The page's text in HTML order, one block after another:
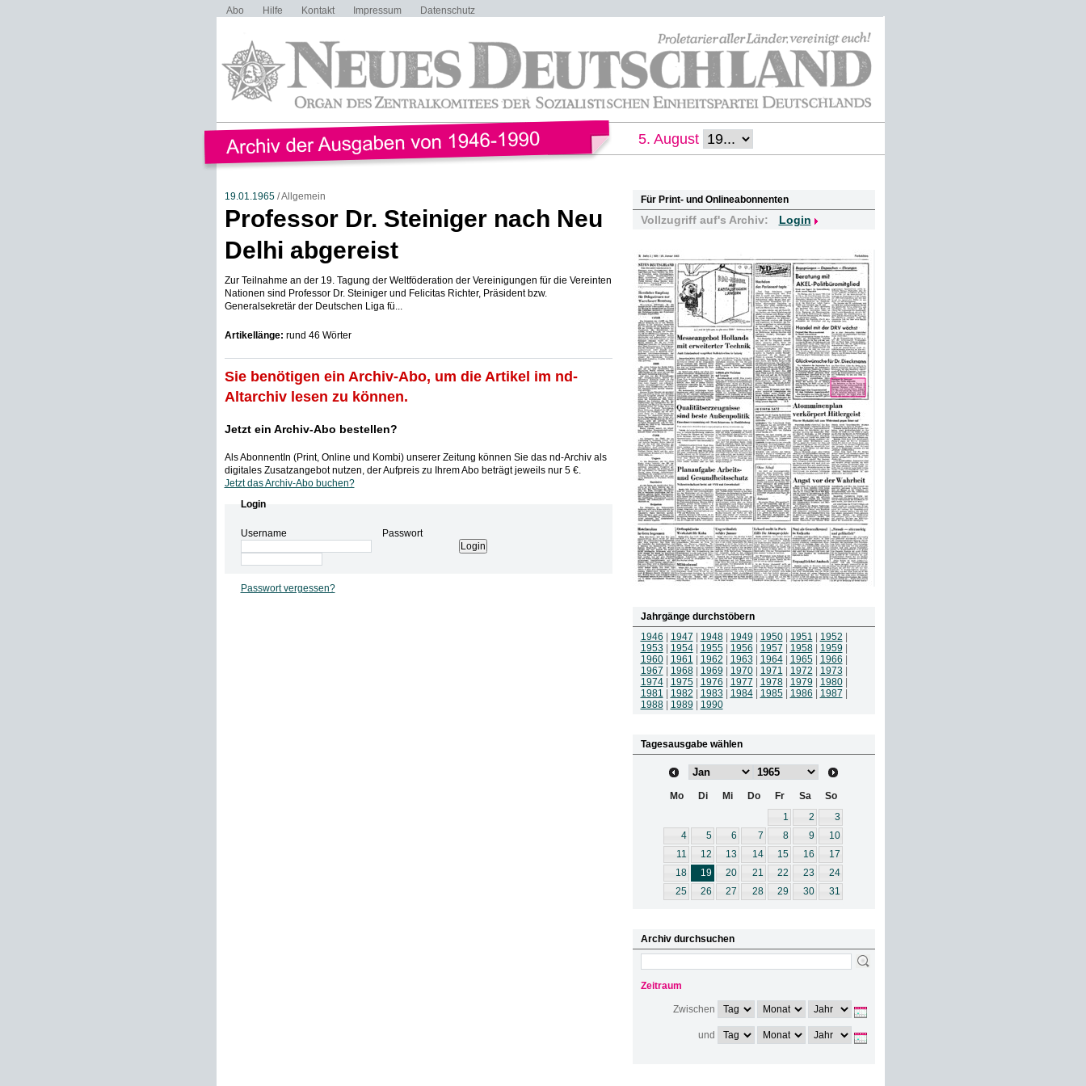
Abo Hilfe Kontakt Impressum Datenschutz
5. August
19.01.1965/ Allgemein
Professor Dr. Steiniger nach Neu
Delhi abgereist
Zur Teilnahme an der 19. Tagung der Weltföderation der Vereinigungen für die Vereinten
Nationen sind Professor Dr. Steiniger und Felicitas Richter, Präsident bzw.
Generalsekretär der Deutschen Liga fü...
Artikellänge: rund 46 Wörter
Sie benötigen ein Archiv-Abo, um die Artikel im nd-
Altarchiv lesen zu können.
Jetzt ein Archiv-Abo bestellen?
Als AbonnentIn (Print, Online und Kombi) unserer Zeitung können Sie das nd-Archiv als
digitales Zusatzangebot nutzen, der Aufpreis zu Ihrem Abo beträgt jeweils nur 5 €.
Jetzt das Archiv-Abo buchen?
Login
Username Passwort
Passwort vergessen?
Für Print- und Onlineabonnenten
Vollzugriff auf's Archiv: Login
Jahrgänge durchstöbern
1946
1947 1948| 1949 1950| 1951 1952
1953
1954| 1955| 1956 1957 1958| 1959
1960| 1961 1962 1963 1964| 1965| 1966
1967
1968| 1969 1970| 1971 1972 1973
1974| 1975| 1976 1977 1978| 1979 1980|
1981
1982 1983 1984| 1985| 1986 1987
1988| 1989 1990
Tagesausgabe wählen
Mo Di Mi Do Fr Sa
So
1
2
3
4
5 6 7 8 9
10
11
12 13 14 15 16
17
18
19 20 21 22 23
24
25
26 27 28 29 30 31
Archiv durchsuchen
Zeitraum
Zwischen
und